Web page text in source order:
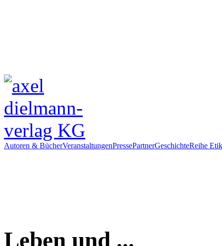
Autoren & BücherVeranstaltungenPressePartnerGeschichteReihe
Leben und ...